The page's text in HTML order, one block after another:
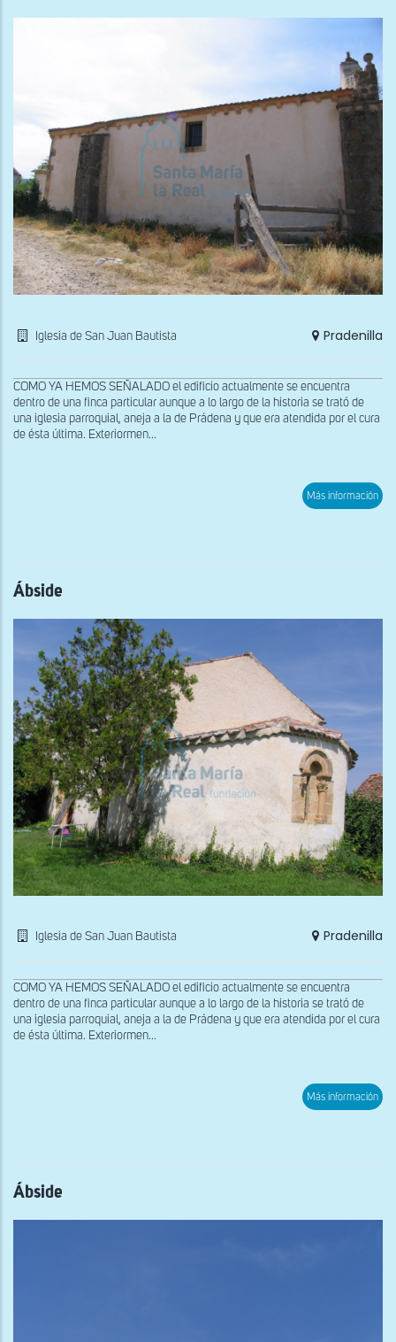
Iglesia de San Juan Bautista Pradenilla
COMO YA HEMOS SEÑALADO el edificio actualmente se encuentra
dentro de una finca particular aunque a lo largo de la historia se trató de
una iglesia parroquial, aneja a la de Prádena y que era atendida por el cura
de ésta última. Exteriormen...
Más información
Ábside
Iglesia de San Juan Bautista Pradenilla
COMO YA HEMOS SEÑALADO el edificio actualmente se encuentra
dentro de una finca particular aunque a lo largo de la historia se trató de
una iglesia parroquial, aneja a la de Prádena y que era atendida por el cura
de ésta última. Exteriormen...
Más información
Ábside